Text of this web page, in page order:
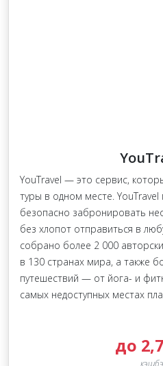
YouTravel — это сервис,
туры в одном месте.
безопасно забронировать
без хлопот отправиться в
собрано более 2 000
в 130 странах мира, а также
путешествий — от йога- и
самых недоступных местах
до